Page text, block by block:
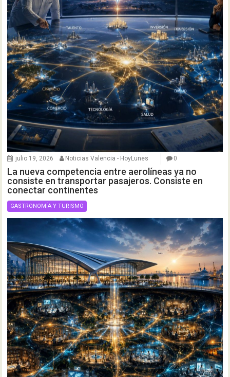
julio 19, 2026 Noticias Valencia - HoyLunes 0
La nueva competencia entre aerolíneas ya no
consiste en transportar pasajeros. Consiste en
conectar continentes
GASTRONOMÍA Y TURISMO